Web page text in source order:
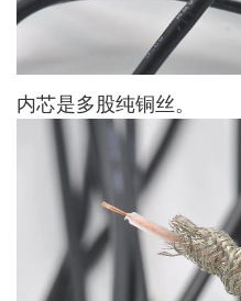
内芯是多股纯铜丝。